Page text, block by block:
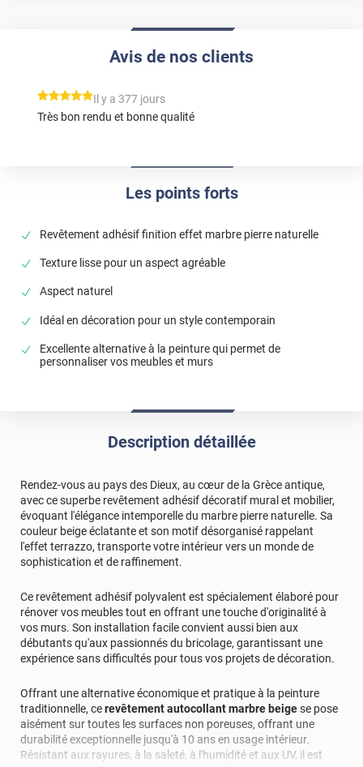
Les points forts
Revêtement adhésif finition effet marbre pierre naturelle
Texture lisse pour un aspect agréable
Aspect naturel
Idéal en décoration pour un style contemporain
Excellente alternative à la peinture qui permet de
personnaliser vos meubles et murs
Avis de nos clients
*****
Il y a 377 jours
Très bon rendu et bonne qualité
Description détaillée
Rendez-vous au pays des Dieux, au cœur de la Grèce antique,
avec ce superbe revêtement adhésif décoratif mural et mobilier,
évoquant l'élégance intemporelle du marbre pierre naturelle. Sa
couleur beige éclatante et son motif désorganisé rappelant
l'effet terrazzo, transporte votre intérieur vers un monde de
sophistication et de raffinement.
Ce revêtement adhésif polyvalent est spécialement élaboré pour
rénover vos meubles tout en offrant une touche d'originalité à
vos murs. Son installation facile convient aussi bien aux
débutants qu'aux passionnés du bricolage, garantissant une
expérience sans difficultés pour tous vos projets de décoration.
Offrant une alternative économique et pratique à la peinture
traditionnelle, cerevêtement autocollant marbre beigese pose
aisément sur toutes les surfaces non poreuses, offrant une
durabilité exceptionnelle jusqu'à 10 ans en usage intérieur.
Résistant aux rayures, à la saleté, à l'humidité et aux UV, il est